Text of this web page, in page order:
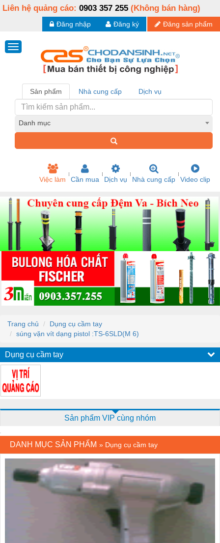
Liên hệ quảng cáo: 0903 357 255 (Không bán hàng)
Đăng sản phẩm
Đăng ký
Đăng nhập
Sản phẩm Nhà cung cấp Dịch vụ
Danh mục
Việc làm Cần mua Dịch vụ Nhà cung cấp Video clip
Trang chủ
Dụng cụ cầm tay
súng vặn vít dạng pistol :TS-6SLD(M 6)
Dụng cụ cầm tay
Sản phẩm VIP cùng nhóm
DANH MỤC SẢN PHẨM » Dụng cụ cầm tay